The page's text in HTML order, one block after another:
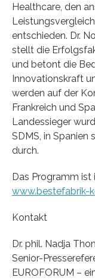
Healthcare, den
entschieden. Dr.
stellt die
und betont die
Innovationskraft
werden auf der
Frankreich und
Landessieger
SDMS, in
durch.
Das Programm ist
www.bestefabrik-
Kontakt
Dr. phil. Nadja
Senior-
EUROFORUM –